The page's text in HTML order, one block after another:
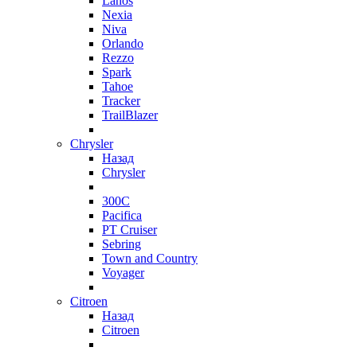
Nexia
Niva
Orlando
Rezzo
Spark
Tahoe
Tracker
TrailBlazer
Chrysler
Назад
Chrysler
300C
Pacifica
PT Cruiser
Sebring
Town and Country
Voyager
Citroen
Назад
Citroen